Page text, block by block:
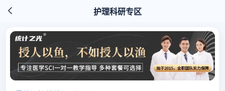
护理科研专区